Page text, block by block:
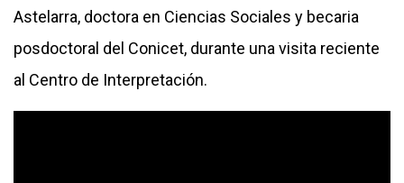
Astelarra, doctora en Ciencias Sociales y becaria
posdoctoral del Conicet, durante una visita reciente
al Centro de Interpretación.